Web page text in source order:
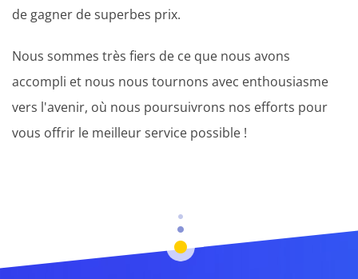
de gagner de superbes prix.
Nous sommes très fiers de ce que nous avons
accompli et nous nous tournons avec enthousiasme
vers l'avenir, où nous poursuivrons nos efforts pour
vous offrir le meilleur service possible !